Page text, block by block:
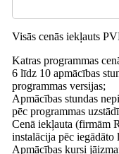
Visās cenās iekļauts
Katras programmas
6 līdz 10 apmācības
programmas versijas;
Apmācības stundas
pēc programmas
Cenā iekļauta (firmām
instalācija pēc iegādāto
Apmācības kursi